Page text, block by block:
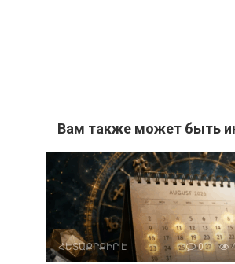
Вам также может быть
ՀԵՏԱՔՐՔԻՐ Է 0